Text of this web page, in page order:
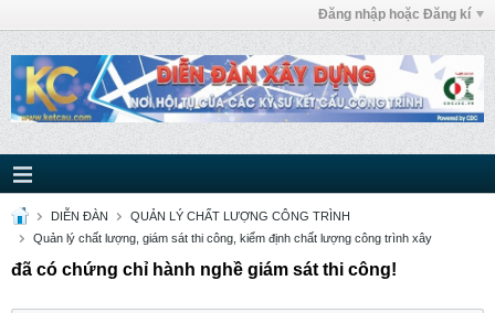
Đăng nhập hoặc Đăng kí
DIỄN ĐÀN
QUẢN LÝ CHẤT LƯỢNG CÔNG TRÌNH
Quản lý chất lượng, giám sát thi công, kiểm định chất lượng công trình xây
đã có chứng chỉ hành nghề giám sát thi công!